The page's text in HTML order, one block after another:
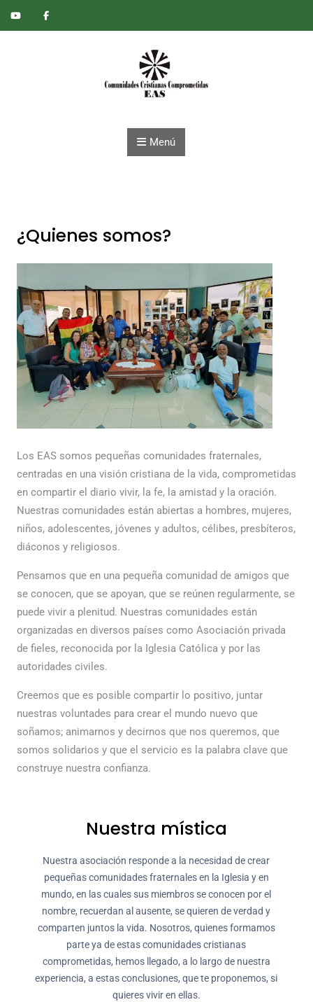
Saltar al contenido
Menú
¿Quienes somos?
Los EAS somos pequeñas comunidades fraternales,
centradas en una visión cristiana de la vida, comprometidas
en compartir el diario vivir, la fe, la amistad y la oración.
Nuestras comunidades están abiertas a hombres, mujeres,
niños, adolescentes, jóvenes y adultos, célibes, presbíteros,
diáconos y religiosos.
Pensamos que en una pequeña comunidad de amigos que
se conocen, que se apoyan, que se reúnen regularmente, se
puede vivir a plenitud. Nuestras comunidades están
organizadas en diversos países como Asociación privada
de fieles, reconocida por la Iglesia Católica y por las
autoridades civiles.
Creemos que es posible compartir lo positivo, juntar
nuestras voluntades para crear el mundo nuevo que
soñamos; animarnos y decirnos que nos queremos, que
somos solidarios y que el servicio es la palabra clave que
construye nuestra confianza.
Nuestra mística
Nuestra asociación responde a la necesidad de crear
pequeñas comunidades fraternales en la Iglesia y en
mundo, en las cuales sus miembros se conocen por el
nombre, recuerdan al ausente, se quieren de verdad y
comparten juntos la vida. Nosotros, quienes formamos
parte ya de estas comunidades cristianas
comprometidas, hemos llegado, a lo largo de nuestra
experiencia, a estas conclusiones, que te proponemos, si
quieres vivir en ellas.